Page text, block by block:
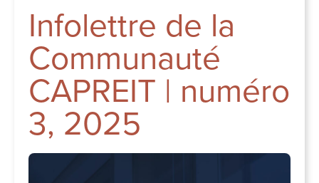
Infolettre de la
Communauté
CAPREIT | numéro
3, 2025